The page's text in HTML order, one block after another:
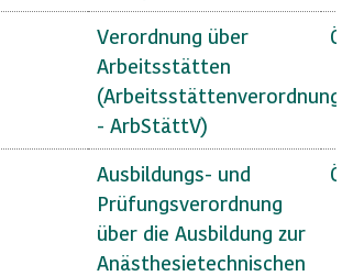
Verordnung über
Arbeitsstätten
(Arbeitsstättenverordnung
- ArbStättV)
Ausbildungs- und
Prüfungsverordnung
über die Ausbildung zur
Anästhesietechnischen